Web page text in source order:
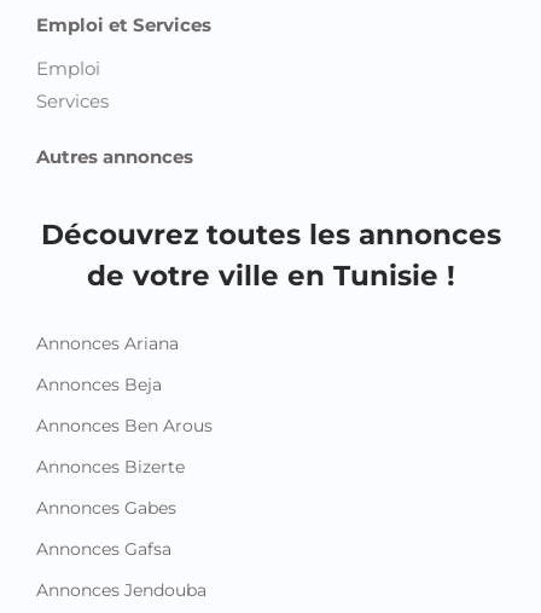
Emploi et Services
Emploi
Services
Autres annonces
Découvrez toutes les annonces
de votre ville en Tunisie !
Annonces Ariana
Annonces Beja
Annonces Ben Arous
Annonces Bizerte
Annonces Gabes
Annonces Gafsa
Annonces Jendouba